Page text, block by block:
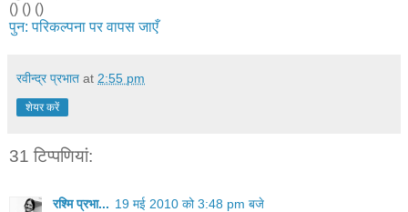
() () ()
पुन: परिकल्पना पर वापस जाएँ
रवीन्द्र प्रभात at 2:55 pm
शेयर करें
31 टिप्‍पणियां:
रश्मि प्रभा... 19 मई 2010 को 3:48 pm बजे